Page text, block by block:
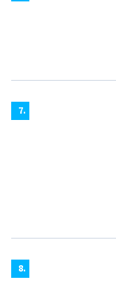
7.
8.